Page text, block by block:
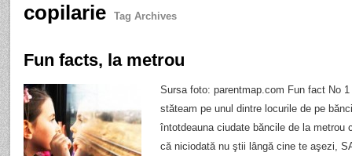
copilarie Tag Archives
Fun facts, la metrou
Sursa foto: parentmap.com Fun fact No
stăteam pe unul dintre locurile de pe
întotdeauna ciudate băncile de la metrou
că niciodată nu ştii lângă cine te aşezi,